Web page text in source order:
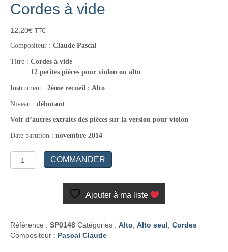
Cordes à vide
12,20€ TTC
Compositeur : Claude Pascal
Titre : Cordes à vide
12 petites pièces pour violon ou alto
Instrument : 2ème recueil : Alto
Niveau : débutant
Voir d’autres extraits des pièces sur la version pour violon
Date parution : novembre 2014
quantité
de
COMMANDER
Ajouter à ma liste
Référence : SP0148 Catégories : Alto, Alto seul, Cordes
Compositeur : Pascal Claude